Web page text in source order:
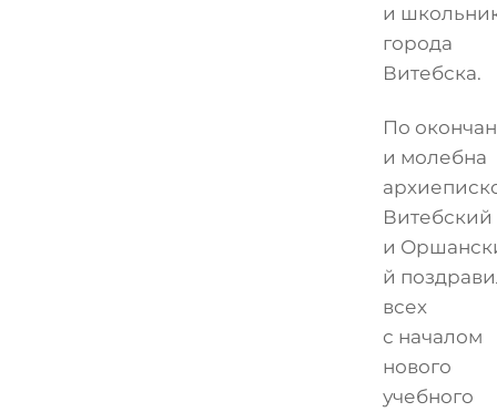
и
города
Витебска.
По
и молебна
Витебский
и
й
всех
с началом
нового
учебного